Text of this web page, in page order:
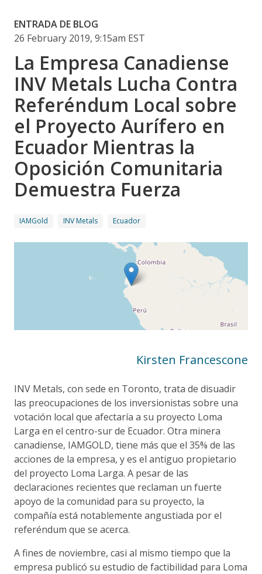
ENTRADA DE BLOG
26 February 2019, 9:15am EST
La Empresa Canadiense
INV Metals Lucha Contra
Referéndum Local sobre
el Proyecto Aurífero en
Ecuador Mientras la
Oposición Comunitaria
Demuestra Fuerza
IAMGold INV Metals Ecuador
Kirsten Francescone
INV Metals, con sede en Toronto, trata de disuadir
las preocupaciones de los inversionistas sobre una
votación local que afectaría a su proyecto Loma
Larga en el centro-sur de Ecuador. Otra minera
canadiense, IAMGOLD, tiene más que el 35% de las
acciones de la empresa, y es el antiguo propietario
del proyecto Loma Larga. A pesar de las
declaraciones recientes que reclaman un fuerte
apoyo de la comunidad para su proyecto, la
compañía está notablemente angustiada por el
referéndum que se acerca.
A fines de noviembre, casi al mismo tiempo que la
empresa publicó su estudio de factibilidad para Loma